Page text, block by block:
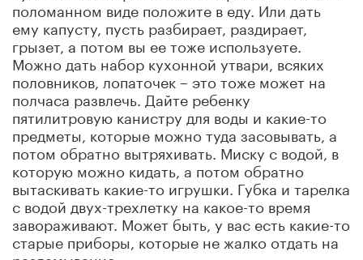
поломанном виде положите в еду. Или дать
ему капусту, пусть разбирает, раздирает,
грызет, а потом вы ее тоже используете.
Можно дать набор кухонной утвари, всяких
половников, лопаточек – это тоже может на
полчаса развлечь. Дайте ребенку
пятилитровую канистру для воды и какие-то
предметы, которые можно туда засовывать, а
потом обратно вытряхивать. Миску с водой, в
которую можно кидать, а потом обратно
вытаскивать какие-то игрушки. Губка и тарелка
с водой двух-трехлетку на какое-то время
завораживают. Может быть, у вас есть какие-то
старые приборы, которые не жалко отдать на